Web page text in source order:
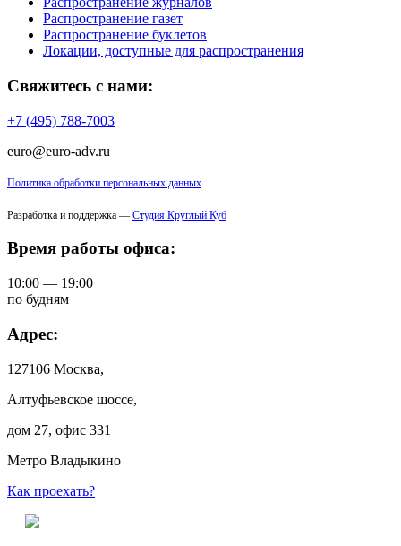
Распространение газет
Распространение буклетов
Локации, доступные для распространения
Свяжитесь с нами:
+7 (495) 788-7003
euro@euro-adv.ru
Политика обработки персональных данных
Разработка и поддержка — Студия Круглый Куб
Время работы офиса:
10:00 — 19:00
по будням
Адрес:
127106 Москва,
Алтуфьевское шоссе,
дом 27, офис 331
Метро Владыкино
Как проехать?